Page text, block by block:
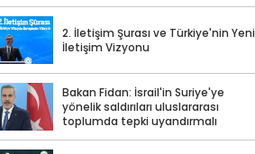
2. İletişim Şurası ve Türkiye'nin Yeni
İletişim Vizyonu
Bakan Fidan: İsrail'in Suriye'ye
yönelik saldırıları uluslararası
toplumda tepki uyandırmalı